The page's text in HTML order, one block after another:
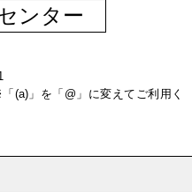
ンター
(a)」を「@」に変えてご利用く